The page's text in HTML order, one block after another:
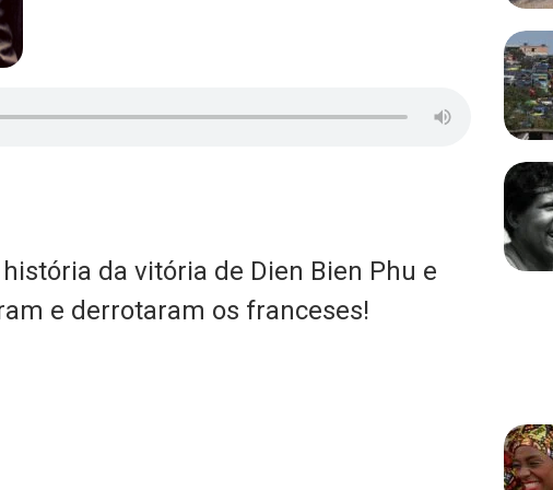
da vitória de Dien Bien Phu e
e derrotaram os franceses!